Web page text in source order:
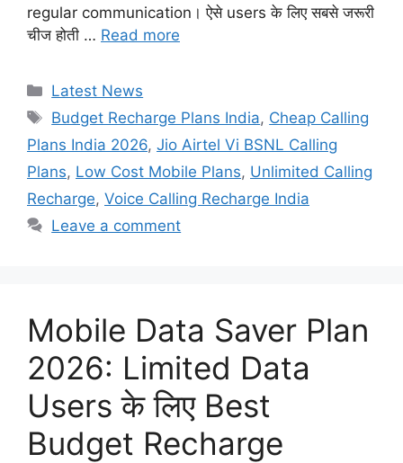
regular communication। ऐसे users के लिए सबसे जरूरी
चीज होती … Read more
Categories
Latest News
Tags
Budget Recharge Plans India, Cheap Calling
Plans India 2026, Jio Airtel Vi BSNL Calling
Plans, Low Cost Mobile Plans, Unlimited Calling
Recharge, Voice Calling Recharge India
Leave a comment
Mobile Data Saver Plan
2026: Limited Data
Users के लिए Best
Budget Recharge